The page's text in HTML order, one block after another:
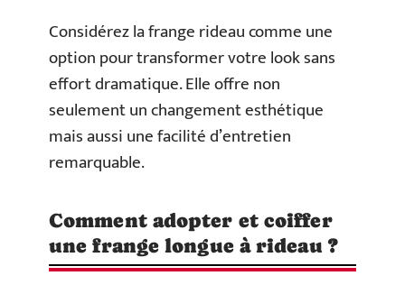
Considérez la frange rideau comme une
option pour transformer votre look sans
effort dramatique. Elle offre non
seulement un changement esthétique
mais aussi une facilité d’entretien
remarquable.
Comment adopter et coiffer
une frange longue à rideau ?